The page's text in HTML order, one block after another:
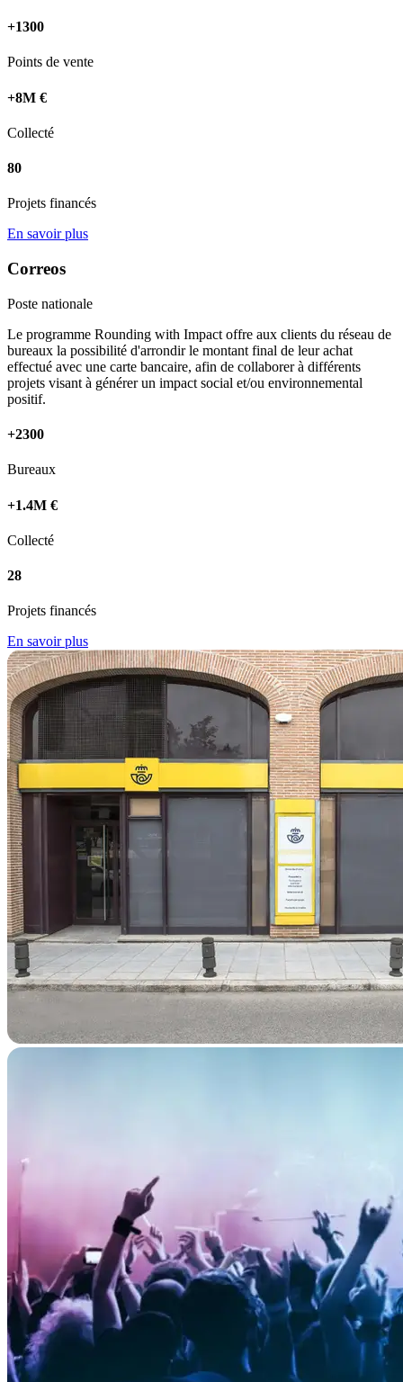
+1300
Points de vente
+8M €
Collecté
80
Projets financés
En savoir plus
Correos
Poste nationale
Le programme Rounding with Impact offre aux clients du réseau de
bureaux la possibilité d'arrondir le montant final de leur achat
effectué avec une carte bancaire, afin de collaborer à différents
projets visant à générer un impact social et/ou environnemental
positif.
+2300
Bureaux
+1.4M €
Collecté
28
Projets financés
En savoir plus